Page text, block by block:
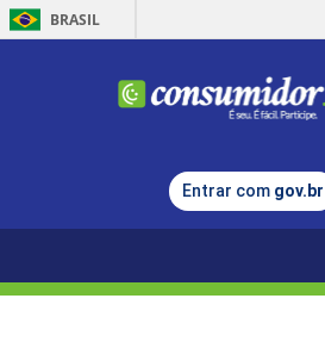
BRASIL
Entrar com gov.br